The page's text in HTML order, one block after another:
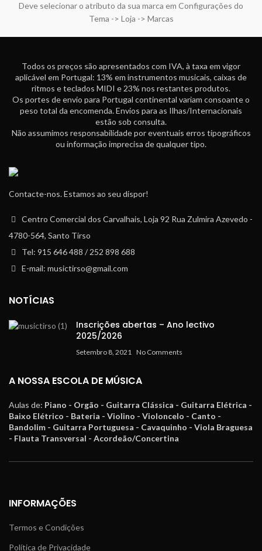
Deve selecionar o atributo da sua marca em Configurações do
Tema -> Loja -> Marcas
Todos os preços são apresentados com IVA, à taxa em vigor
aplicável em Portugal: 13% em instrumentos musicais, caixas de
ritmos e teclados MIDI e 23% nos restantes produtos.
Os portes de envio para Portugal continental variam consoante o
peso total da encomenda. Envios para as Ilhas/Internacionais
estão sob consulta.
Não assumimos responsabilidade por eventuais erros tipográficos
ou informação imprecisa de qualquer tipo.
Contacte-nos. Estamos ao seu dispor!
Centro Comercial dos Carvalhais, Loja 92 Rua Zulmira Azevedo -
4780-564, Santo Tirso
Tel: 915 646 488 / 252 898 688
E-mail: musictirso@gmail.com
NOTÍCIAS
Inscrições abertas – Ano lectivo
2025/2026
Setembro 8, 2021 No Comments
A NOSSA ESCOLA DE MÚSICA
Aulas de: Piano - Orgão - Guitarra Clássica - Guitarra Elétrica -
Baixo Elétrico - Bateria - Violino - Violoncelo - Canto -
Bandolim - Guitarra Portuguesa - Cavaquinho - Viola Braguesa
- Flauta Transversal - Acordeão/Concertina
INFORMAÇÕES
Termos e Condições
Política de Privacidade